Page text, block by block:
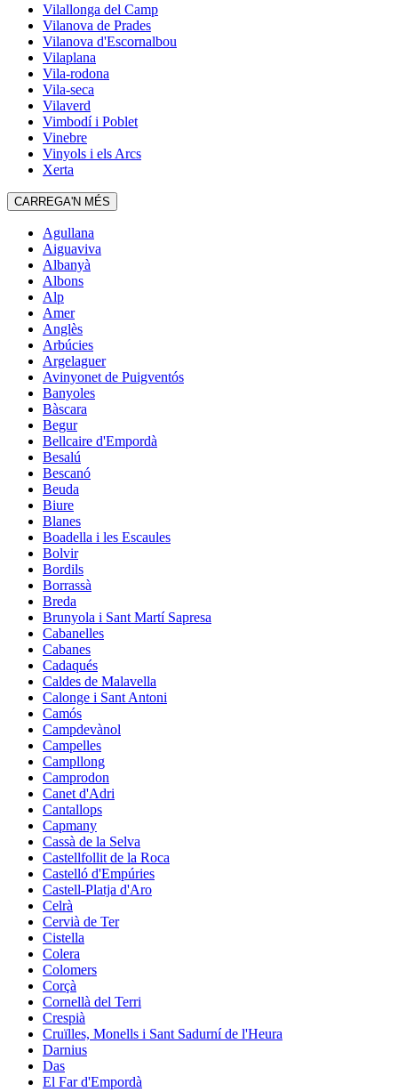
Vilallonga del Camp
Vilanova de Prades
Vilanova d'Escornalbou
Vilaplana
Vila-rodona
Vila-seca
Vilaverd
Vimbodí i Poblet
Vinebre
Vinyols i els Arcs
Xerta
CARREGA'N MÉS
Agullana
Aiguaviva
Albanyà
Albons
Alp
Amer
Anglès
Arbúcies
Argelaguer
Avinyonet de Puigventós
Banyoles
Bàscara
Begur
Bellcaire d'Empordà
Besalú
Bescanó
Beuda
Biure
Blanes
Boadella i les Escaules
Bolvir
Bordils
Borrassà
Breda
Brunyola i Sant Martí Sapresa
Cabanelles
Cabanes
Cadaqués
Caldes de Malavella
Calonge i Sant Antoni
Camós
Campdevànol
Campelles
Campllong
Camprodon
Canet d'Adri
Cantallops
Capmany
Cassà de la Selva
Castellfollit de la Roca
Castelló d'Empúries
Castell-Platja d'Aro
Celrà
Cervià de Ter
Cistella
Colera
Colomers
Corçà
Cornellà del Terri
Crespià
Cruïlles, Monells i Sant Sadurní de l'Heura
Darnius
Das
El Far d'Empordà